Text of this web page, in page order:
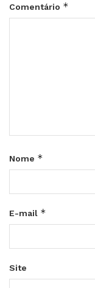
Comentário *
Nome *
E-mail *
Site